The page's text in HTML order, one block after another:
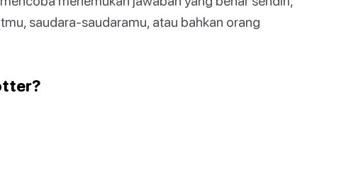
saudara-saudaramu, atau bahkan orang